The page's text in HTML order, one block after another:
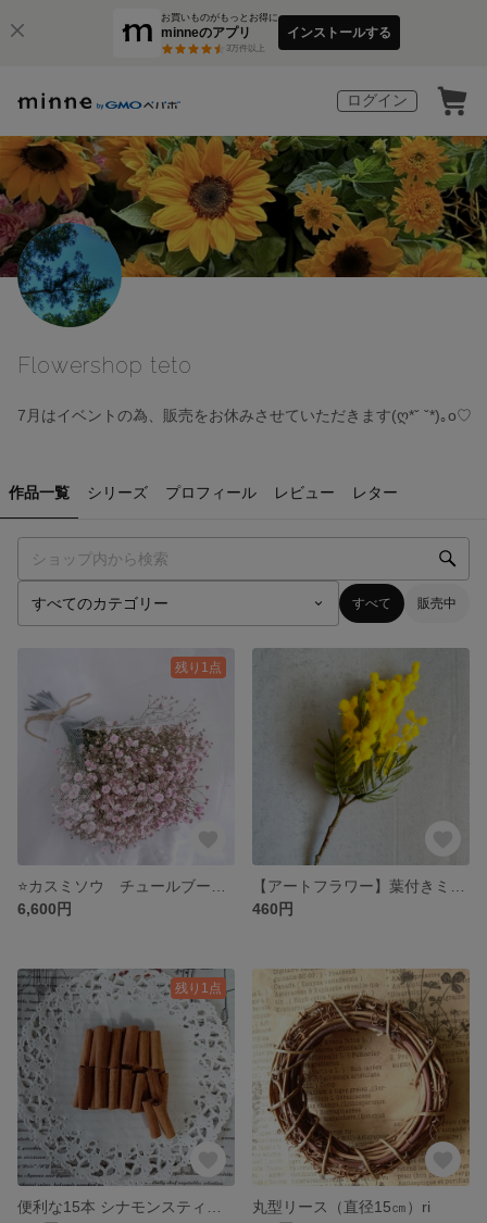
お買いものがもっとお得に
minneのアプリ
3万件以上
インストールする
ログイン
Flowershop teto
7月はイベントの為、販売をお休みさせていただきます(ღ*ˇ ˇ*)｡o♡
作品一覧 シリーズ プロフィール レビュー レター
すべて 販売中
残り1点
6,600円
460円
残り1点
丸型リース（直径15㎝）ri